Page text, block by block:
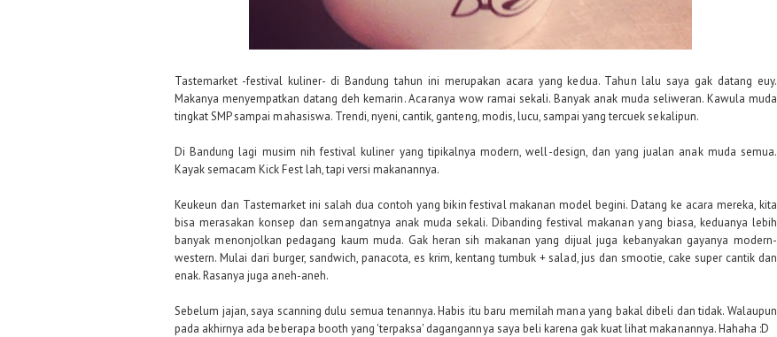
Tastemarket -festival kuliner- di Bandung tahun ini merupakan acara yang kedua. Tahun lalu saya gak datang euy.
Makanya menyempatkan datang deh kemarin. Acaranya wow ramai sekali. Banyak anak muda seliweran. Kawula muda
tingkat SMP sampai mahasiswa. Trendi, nyeni, cantik, ganteng, modis, lucu, sampai yang tercuek sekalipun.
Di Bandung lagi musim nih festival kuliner yang tipikalnya modern, well-design, dan yang jualan anak muda semua.
Kayak semacam Kick Fest lah, tapi versi makanannya.
Keukeun dan Tastemarket ini salah dua contoh yang bikin festival makanan model begini. Datang ke acara mereka, kita
bisa merasakan konsep dan semangatnya anak muda sekali. Dibanding festival makanan yang biasa, keduanya lebih
banyak menonjolkan pedagang kaum muda. Gak heran sih makanan yang dijual juga kebanyakan gayanya modern-
western. Mulai dari burger, sandwich, panacota, es krim, kentang tumbuk + salad, jus dan smootie, cake super cantik dan
enak. Rasanya juga aneh-aneh.
Sebelum jajan, saya scanning dulu semua tenannya. Habis itu baru memilah mana yang bakal dibeli dan tidak. Walaupun
pada akhirnya ada beberapa booth yang 'terpaksa' dagangannya saya beli karena gak kuat lihat makanannya. Hahaha :D